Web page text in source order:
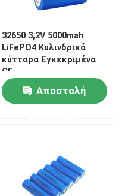
32650 3,2V 5000mah
LiFePO4 Κυλινδρικά
κύτταρα Εγκεκριμένα
CE
Αποστολή